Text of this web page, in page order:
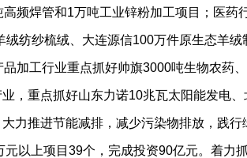
频焊管和1万吨工业锌粉加工项目；医药
纺纱梳绒、大连源信100万件原生态羊
加工行业重点抓好帅旗3000吨生物农药
，重点抓好山东力诺10兆瓦太阳能发电
推进节能减排，减少污染物排放，践行
上项目39个，完成投资90亿元。着力